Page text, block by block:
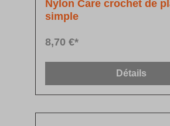
Nylon Care crochet de
simple
8,70 €*
Détails